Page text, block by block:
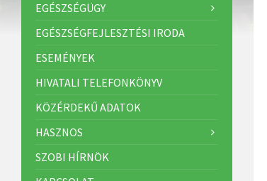
EGÉSZSÉGÜGY
EGÉSZSÉGFEJLESZTÉSI IRODA
ESEMÉNYEK
HIVATALI TELEFONKÖNYV
KÖZÉRDEKŰ ADATOK
HASZNOS
SZOBI HÍRNÖK